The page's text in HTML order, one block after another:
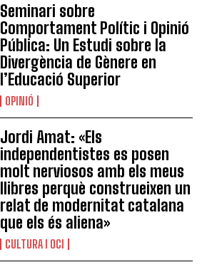
Seminari sobre
Comportament Polític i Opinió
Pública: Un Estudi sobre la
Divergència de Gènere en
l’Educació Superior
OPINIÓ
Jordi Amat: «Els
independentistes es posen
molt nerviosos amb els meus
llibres perquè construeixen un
relat de modernitat catalana
que els és aliena»
CULTURA I OCI